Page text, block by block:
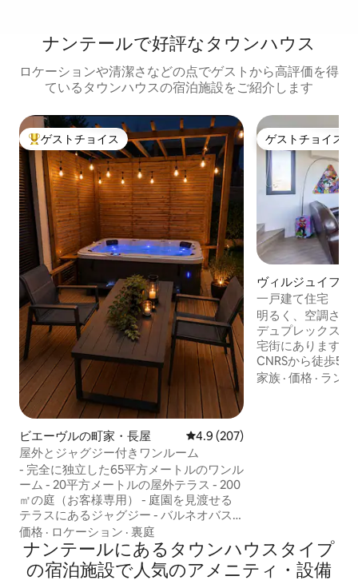
ナンテールで好評なタウンハウス
ロケーションや清潔さなどの点でゲストから高評価を得
ているタウンハウスの宿泊施設をご紹介します
大好評のゲストチョイスです。
ゲストチョイス
ビエーヴルの町家・長屋 レビュー207件、5つ星中4.9つ
4.9 (207)
屋外とジャグジー付きワンルーム
- 完全に独立した65平方メートルのワンル
ーム - 20平方メートルの屋外テラス - 200
㎡の庭（お客様専用） - 庭園を見渡せる
テラスにあるジャグジー - バルネオバス
タブ - エアコン - 75インチテレビ - 保護地
域である美しいビエーヴルの村にある川
沿いの歩道沿いに位置。 - プライベート
駐車場 - パリの郊外から12km、ヴェルサ
価格 · ロケーション · 裏庭
ゲストチョイス
ゲストチョイス
ヴィルジュイフの
一戸建て住宅
明るく、空調さ
デュプレックス 📍この物件は、静かな住
宅街にあります。 -エセリエール空間と
CNRSから徒歩5分、 - IGR、ポール
ース病院、ポール
家族 ·価格 · ラン
ナンテールにあるタウンハウスタイプ
の宿泊施設で人気のアメニティ・設備